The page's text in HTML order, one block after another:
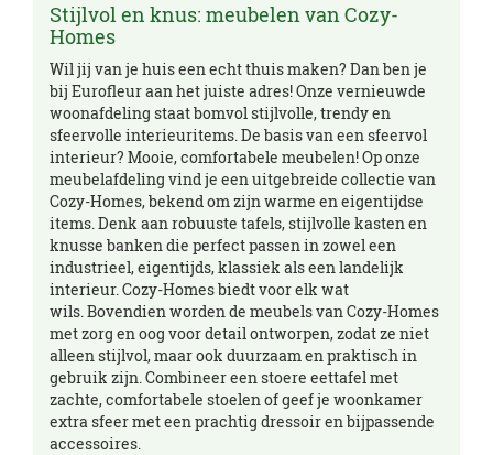
Stijlvol en knus: meubelen van Cozy-
Homes
Wil jij van je huis een echt thuis maken? Dan ben je
bij Eurofleur aan het juiste adres! Onze vernieuwde
woonafdeling staat bomvol stijlvolle, trendy en
sfeervolle interieuritems. De basis van een sfeervol
interieur? Mooie, comfortabele meubelen! Op onze
meubelafdeling vind je een uitgebreide collectie van
Cozy-Homes, bekend om zijn warme en eigentijdse
items. Denk aan robuuste tafels, stijlvolle kasten en
knusse banken die perfect passen in zowel een
industrieel, eigentijds, klassiek als een landelijk
interieur. Cozy-Homes biedt voor elk wat
wils. Bovendien worden de meubels van Cozy-Homes
met zorg en oog voor detail ontworpen, zodat ze niet
alleen stijlvol, maar ook duurzaam en praktisch in
gebruik zijn. Combineer een stoere eettafel met
zachte, comfortabele stoelen of geef je woonkamer
extra sfeer met een prachtig dressoir en bijpassende
accessoires.